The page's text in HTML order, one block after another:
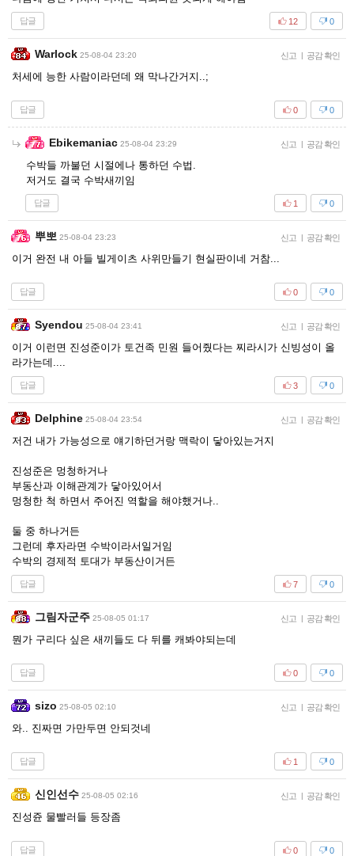
답글 0
12
Warlock 25-08-04 23:20 신고 | 공감 확인
처세에 능한 사람이라던데 왜 막나간거지..;
답글 0
0
Ebikemaniac 25-08-04 23:29 신고 | 공감 확인
수박들 까불던 시절에나 통하던 수법.
저거도 결국 수박새끼임
답글 0
1
뿌뽀 25-08-04 23:23 신고 | 공감 확인
이거 완전 내 아들 빌게이츠 사위만들기 현실판이네 거참...
답글 0
0
Syendou 25-08-04 23:41 신고 | 공감 확인
이거 이런면 진성준이가 토건족 민원 들어줬다는 찌라시가 신빙성이 올
라가는데....
답글 0
3
Delphine 25-08-04 23:54 신고 | 공감 확인
저건 내가 가능성으로 얘기하던거랑 맥락이 닿아있는거지
진성준은 멍청하거나
부동산과 이해관계가 닿아있어서
멍청한 척 하면서 주어진 역할을 해야했거나..
둘 중 하나거든
그런데 후자라면 수박이라서일거임
수박의 경제적 토대가 부동산이거든
답글 0
7
그림자군주 25-08-05 01:17 신고 | 공감 확인
뭔가 구리다 싶은 새끼들도 다 뒤를 캐봐야되는데
답글 0
0
sizo 25-08-05 02:10 신고 | 공감 확인
와.. 진짜면 가만두면 안되것네
답글 0
1
신인선수 25-08-05 02:16 신고 | 공감 확인
진성쥰 물빨러들 등장좀
답글 0
0